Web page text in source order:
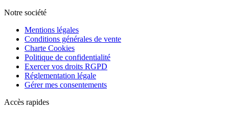
Notre société
Mentions légales
Conditions générales de vente
Charte Cookies
Politique de confidentialité
Exercer vos droits RGPD
Réglementation légale
Gérer mes consentements
Accès rapides